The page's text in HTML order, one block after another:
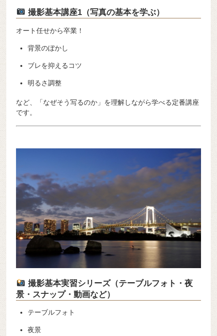
撮影基本講座1（写真の基本を学ぶ）
オート任せから卒業！
背景のぼかし
ブレを抑えるコツ
明るさ調整
など、「なぜそう写るのか」を理解しながら学べる定番講座
です。
撮影基本実習シリーズ（テーブルフォト・夜
景・スナップ・動画など）
テーブルフォト
夜景